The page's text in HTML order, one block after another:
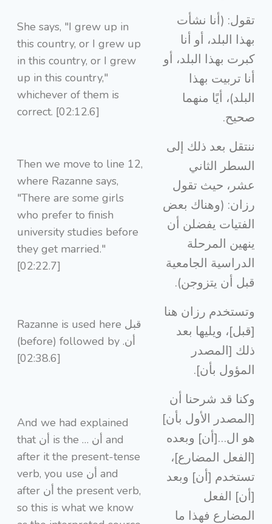
She says, "I grew up in
this country, or I grew up
in this country, or I grew
up in this country,"
whichever of them is
correct. [02:12.6]
تقول: (أنا نشأت
بهذا البلد، أو أنا
كبرت بهذا البلد، أو
أنا تربيت بهذا
البلد)، أيًا منهما
صحيح.
Then we move to line 12,
where Razanne says,
"There are some girls
who prefer to finish
university studies before
they get married."
[02:22.7]
ننتقل بعد ذلك إلى
السطر الثاني
عشر، حيث تقول
رزان: (وهناك بعض
الفتيات يفضلن أن
ينهين المرحلة
الدراسية الجامعية
قبل أن يتزوجن).
Razanne is used here قبل
(before) followed by أن.
[02:38.6]
وتستخدم رزان هنا
[قبل]، ويليها بعد
ذلك [المصدر
المؤول بأن].
And we had explained
that أن is the … أن and
after it the present-tense
verb, you use أن and
after أن the present verb,
so this is what we know
وكنا قد شرحنا أن
[المصدر الأول بأن]
هو ال…[أن] وبعده
[الفعل المضارع]،
تستخدم [أن] وبعد
[أن] الفعل
المضارع فهذا ما